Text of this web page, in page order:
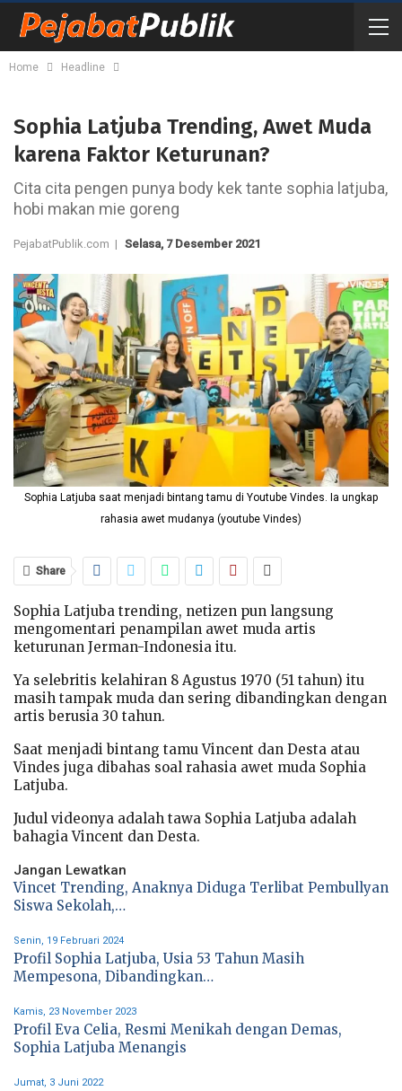
Home Headline
Sophia Latjuba Trending, Awet Muda
karena Faktor Keturunan?
Cita cita pengen punya body kek tante sophia latjuba,
hobi makan mie goreng
PejabatPublik.com | Selasa, 7 Desember 2021
Sophia Latjuba saat menjadi bintang tamu di Youtube Vindes. Ia ungkap
rahasia awet mudanya (youtube Vindes)
Share
Sophia Latjuba trending, netizen pun langsung
mengomentari penampilan awet muda artis
keturunan Jerman-Indonesia itu.
Ya selebritis kelahiran 8 Agustus 1970 (51 tahun) itu
masih tampak muda dan sering dibandingkan dengan
artis berusia 30 tahun.
Saat menjadi bintang tamu Vincent dan Desta atau
Vindes juga dibahas soal rahasia awet muda Sophia
Latjuba.
Judul videonya adalah tawa Sophia Latjuba adalah
bahagia Vincent dan Desta.
Jangan Lewatkan
Vincet Trending, Anaknya Diduga Terlibat Pembullyan
Siswa Sekolah,…
Senin, 19 Februari 2024
Profil Sophia Latjuba, Usia 53 Tahun Masih
Mempesona, Dibandingkan…
Kamis, 23 November 2023
Profil Eva Celia, Resmi Menikah dengan Demas,
Sophia Latjuba Menangis
Jumat, 3 Juni 2022